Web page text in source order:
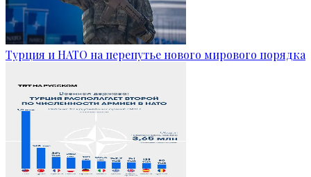
Турция и НАТО на перепутье нового мирового порядка